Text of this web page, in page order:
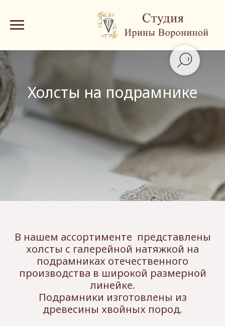
Холсты на подрамнике
В нашем ассортименте представлены
холсты с галерейной натяжкой на
подрамниках отечественного
производства в широкой размерной
линейке.
Подрамники изготовлены из
древесины хвойных пород.